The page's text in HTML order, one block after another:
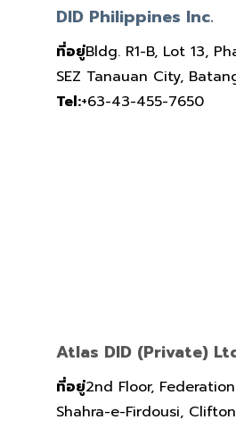
DID Philippines Inc.
ที่อยู่Bldg. R1-B, Lot 13,
SEZ Tanauan City,
Tel:+63-43-455-7650
Atlas DID (Private)
ที่อยู่2nd Floor,
Shahra-e-Firdousi,